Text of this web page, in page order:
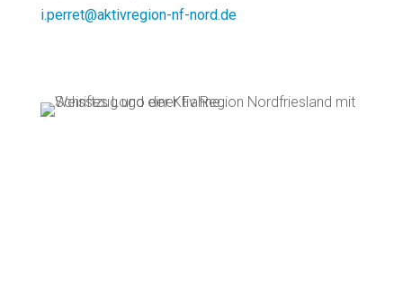
i.perret@aktivregion-nf-nord.de